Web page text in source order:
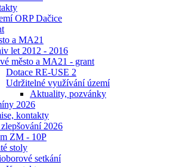
ORP Dačice
a MA21
let 2012 - 2016
město a MA21 - grant
Dotace RE-USE 2
Udržitelné využívání území
Aktuality, pozvánky
2026
kontakty
2026
ZM - 10P
stoly
setkání